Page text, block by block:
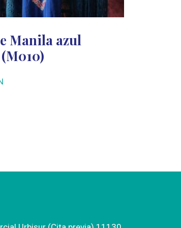
Manila azul